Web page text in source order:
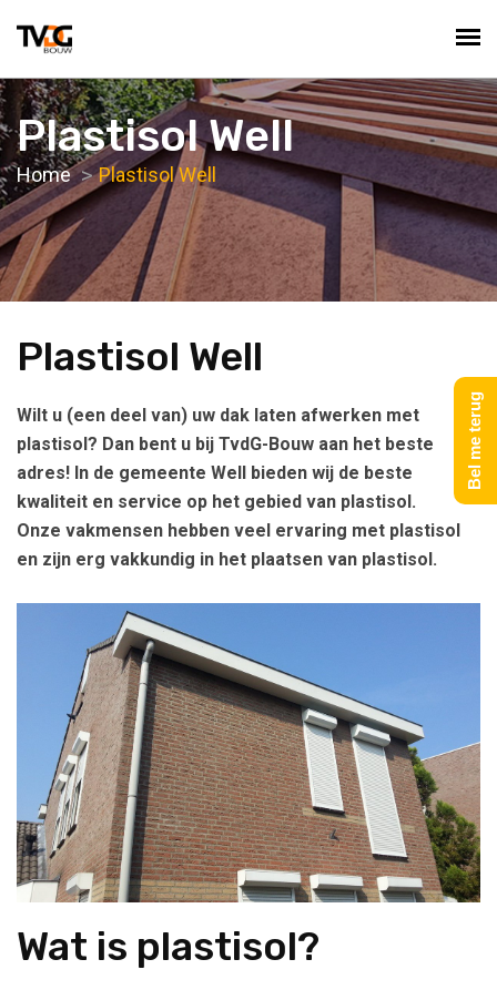
Plastisol Well
Home Plastisol Well
Plastisol Well
Wilt u (een deel van) uw dak laten afwerken met
plastisol? Dan bent u bij TvdG-Bouw aan het beste
adres! In de gemeente Well bieden wij de beste
kwaliteit en service op het gebied van plastisol.
Onze vakmensen hebben veel ervaring met plastisol
en zijn erg vakkundig in het plaatsen van plastisol.
Wat is plastisol?
Bel me terug